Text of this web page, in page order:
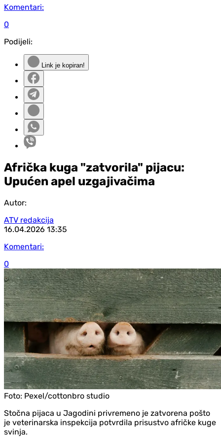
Komentari:
0
Podijeli:
Link je kopiran!
Afrička kuga "zatvorila" pijacu:
Upućen apel uzgajivačima
Autor:
ATV redakcija
16.04.2026 13:35
Komentari:
0
Foto: Pexel/cottonbro studio
Stočna pijaca u Jagodini privremeno je zatvorena pošto
je veterinarska inspekcija potvrdila prisustvo afričke kuge
svinja.